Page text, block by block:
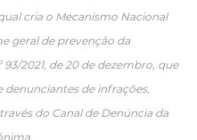
cria o Mecanismo Nacional
geral de prevenção da
93/2021, de 20 de dezembro, que
denunciantes de infrações,
do Canal de Denúncia da